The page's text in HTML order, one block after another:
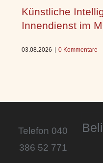
Künstliche
Innendienst im
03.08.2026 0 Kommentare
Telefon 040
386 52 771